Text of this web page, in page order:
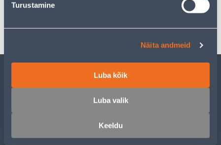
Turustamine
Näita andmeid
Luba kõik
Luba valik
Keeldu
KLIENDITEENINDUS
TEENUSED
MEISTRIKLUBI